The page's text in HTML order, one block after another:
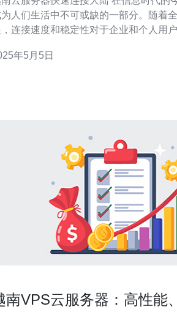
为人们生活中不可或缺的一部分。随着
，连接速度和稳定性对于企业和个人用
云服务器是指位于越南的云计算服务提供商
年5月5日
南VPS云服务器：高性能